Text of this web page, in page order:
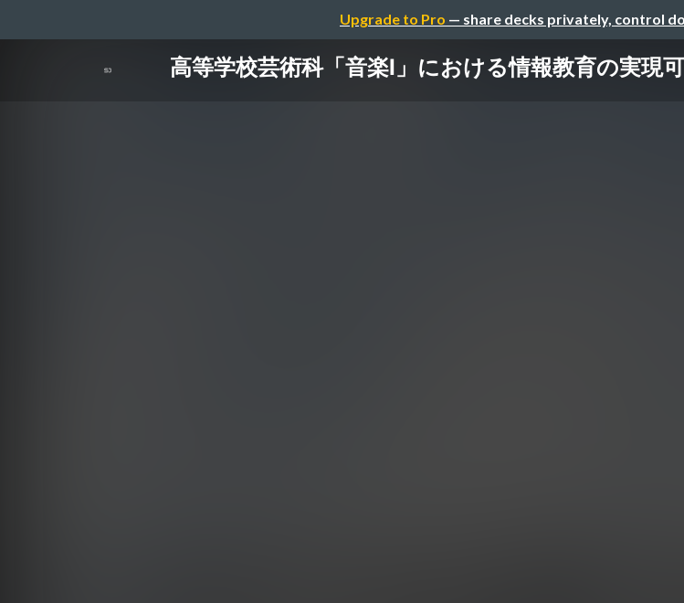
Upgrade to Pro — share decks privately, control
高等学校芸術科「音楽Ⅰ」における情報教育の実現